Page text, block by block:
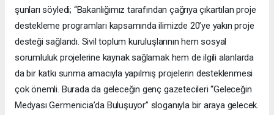
şunları söyledi; “Bakanlığımız tarafından çağrıya çıkartılan proje
destekleme programları kapsamında ilimizde 20’ye yakın proje
desteği sağlandı. Sivil toplum kuruluşlarının hem sosyal
sorumluluk projelerine kaynak sağlamak hem de ilgili alanlarda
da bir katkı sunma amacıyla yapılmış projelerin desteklenmesi
çok önemli. Burada da geleceğin genç gazetecileri “Geleceğin
Medyası Germenicia’da Buluşuyor” sloganıyla bir araya gelecek.